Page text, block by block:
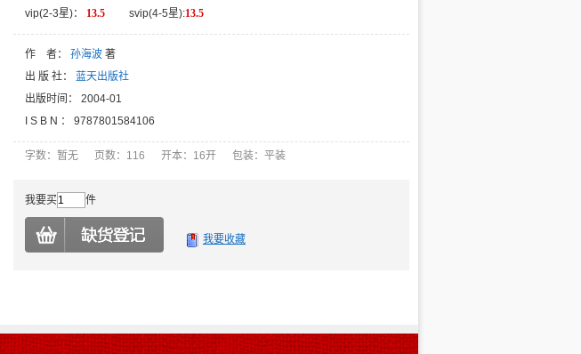
vip(2-3星)： 13.5 svip(4-5星):13.5
作 者： 孙海波 著
出 版 社：
蓝天出版社
出版时间：
2004-01
I S B N ：
9787801584106
字数：暂无 页数：116 开本：16开 包装：平装
我要买 件
我要收藏